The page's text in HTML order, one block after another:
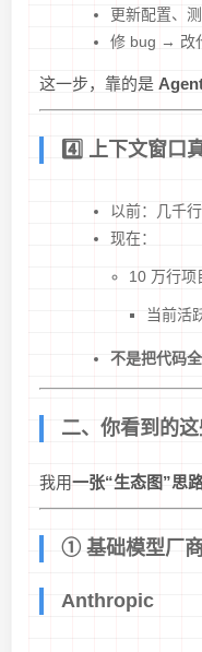
更新配置、
修 bug → 改
这一步，靠的是
4️⃣ 上下文窗口
以前：几千
现在：
10 万行项
当前活
不是把代码
二、你看到的
我用一张“生态图”思
① 基础模型厂商
Anthropic